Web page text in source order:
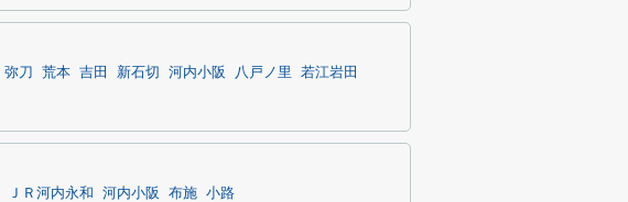
弥刀 荒本 吉田 新石切 河内小阪 八戸ノ里
若江岩田
ＪＲ河内永和 河内小阪 布施 小路